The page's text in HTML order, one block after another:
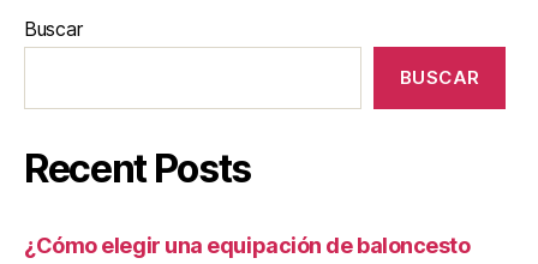
Buscar
BUSCAR
Recent Posts
¿Cómo elegir una equipación de baloncesto